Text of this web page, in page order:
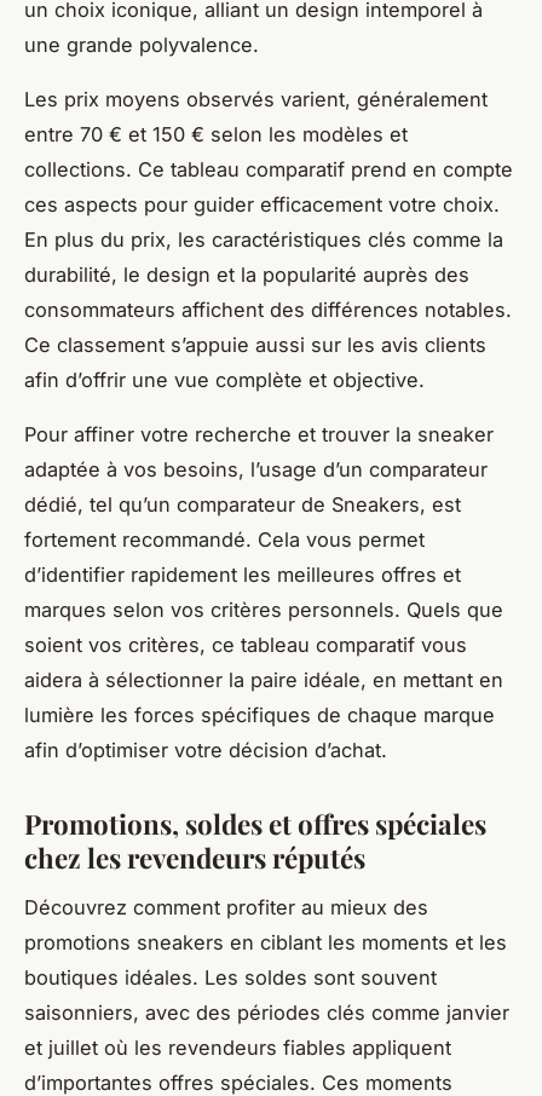
un choix iconique, alliant un design intemporel à
une grande polyvalence.
Les prix moyens observés varient, généralement
entre 70 € et 150 € selon les modèles et
collections. Ce tableau comparatif prend en compte
ces aspects pour guider efficacement votre choix.
En plus du prix, les caractéristiques clés comme la
durabilité, le design et la popularité auprès des
consommateurs affichent des différences notables.
Ce classement s’appuie aussi sur les avis clients
afin d’offrir une vue complète et objective.
Pour affiner votre recherche et trouver la sneaker
adaptée à vos besoins, l’usage d’un comparateur
dédié, tel qu’un comparateur de Sneakers, est
fortement recommandé. Cela vous permet
d’identifier rapidement les meilleures offres et
marques selon vos critères personnels. Quels que
soient vos critères, ce tableau comparatif vous
aidera à sélectionner la paire idéale, en mettant en
lumière les forces spécifiques de chaque marque
afin d’optimiser votre décision d’achat.
Promotions, soldes et offres spéciales
chez les revendeurs réputés
Découvrez comment profiter au mieux des
promotions sneakers en ciblant les moments et les
boutiques idéales. Les soldes sont souvent
saisonniers, avec des périodes clés comme janvier
et juillet où les revendeurs fiables appliquent
d’importantes offres spéciales. Ces moments